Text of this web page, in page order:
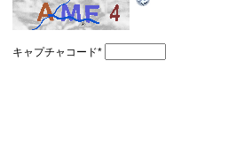
キャプチャコード*